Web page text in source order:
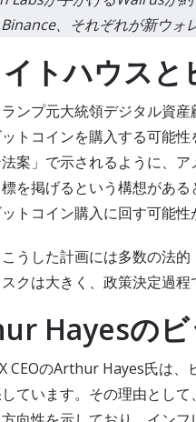
Binance、それぞれが新ウ
トハウスと
ンプ元大統領デジタル資
トコインを購入する可能
法案」で示されるように、
を掲げるという構想があ
トコイン購入に回す可能性
うした計画には多数の法
クは大きく、政策決定過程
Hayesのビ
CEOのArthur Hayes氏は、
ています。その理由とし